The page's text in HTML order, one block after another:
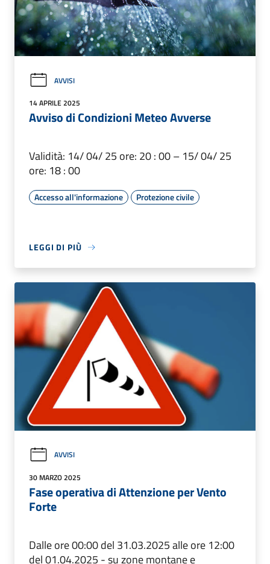
AVVISI
14 APRILE 2025
Avviso di Condizioni Meteo Avverse
Validità: 14/ 04/ 25 ore: 20 : 00 – 15/ 04/ 25
ore: 18 : 00
Accesso all'informazione Protezione civile
LEGGI DI PIÙ
AVVISI
30 MARZO 2025
Fase operativa di Attenzione per Vento
Forte
Dalle ore 00:00 del 31.03.2025 alle ore 12:00
del 01.04.2025 - su zone montane e